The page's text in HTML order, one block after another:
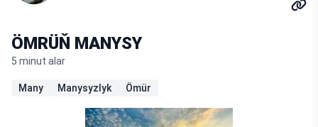
ÖMRÜŇ MANYSY
5 minut alar
Many Manysyzlyk Ömür